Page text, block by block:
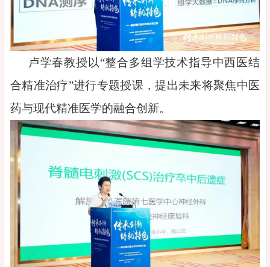
卢学春教授以“整合多组学技术指导中西医结
合精准治疗”进行专题授课，提出未来将聚焦中医
药与现代精准医学的融合创新。